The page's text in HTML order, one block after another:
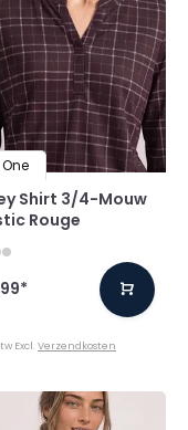
Shirt 3/4-Mouw
Rouge
*
Excl. Verzendkosten